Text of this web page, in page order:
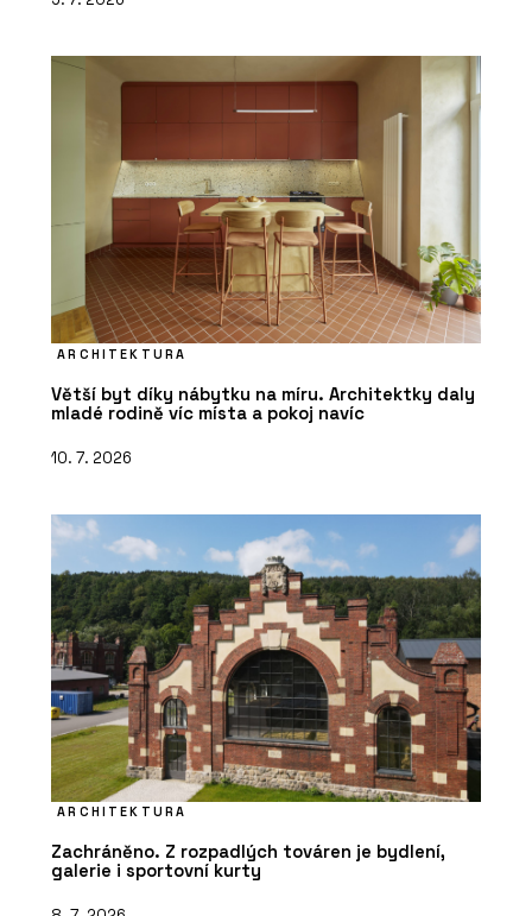
ARCHITEKTURA
Větší byt díky nábytku na míru. Architektky daly
mladé rodině víc místa a pokoj navíc
10. 7. 2026
ARCHITEKTURA
Zachráněno. Z rozpadlých továren je bydlení,
galerie i sportovní kurty